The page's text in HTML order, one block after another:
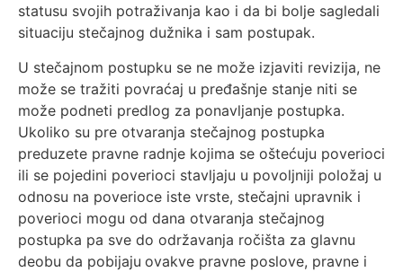
statusu svojih potraživanja kao i da bi bolje sagledali
situaciju stečajnog dužnika i sam postupak.
U stečajnom postupku se ne može izjaviti revizija, ne
može se tražiti povraćaj u pređašnje stanje niti se
može podneti predlog za ponavljanje postupka.
Ukoliko su pre otvaranja stečajnog postupka
preduzete pravne radnje kojima se oštećuju poverioci
ili se pojedini poverioci stavljaju u povoljniji položaj u
odnosu na poverioce iste vrste, stečajni upravnik i
poverioci mogu od dana otvaranja stečajnog
postupka pa sve do održavanja ročišta za glavnu
deobu da pobijaju ovakve pravne poslove, pravne i